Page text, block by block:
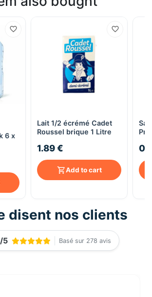
6 x
Lait 1/2 écrémé Cadet
Roussel brique 1 Litre
1.89 €
Add to cart
disent nos clients
5 Basé sur 278 avis